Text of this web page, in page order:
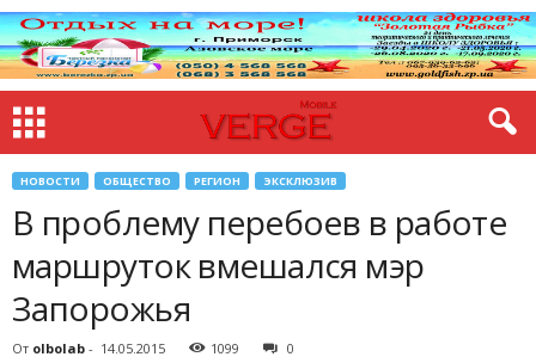
НОВОСТИ ОБЩЕСТВО РЕГИОН ЭКСКЛЮЗИВ
В проблему перебоев в работе
маршруток вмешался мэр
Запорожья
От olbolab - 14.05.2015 1099 0